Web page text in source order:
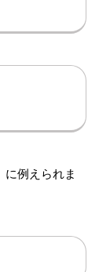
に例えられま